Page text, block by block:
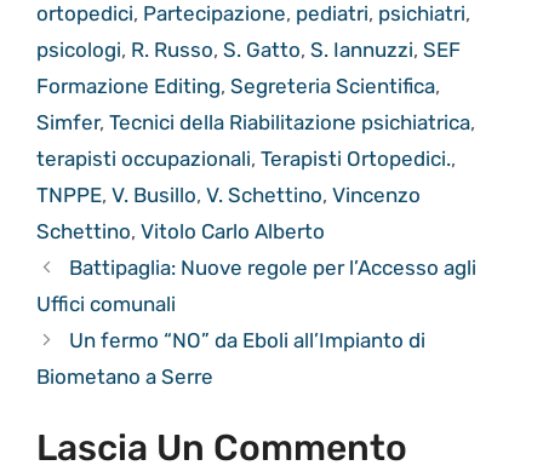
ortopedici, Partecipazione, pediatri, psichiatri,
psicologi, R. Russo, S. Gatto, S. Iannuzzi, SEF
Formazione Editing, Segreteria Scientifica,
Simfer, Tecnici della Riabilitazione psichiatrica,
terapisti occupazionali, Terapisti Ortopedici.,
TNPPE, V. Busillo, V. Schettino, Vincenzo
Schettino, Vitolo Carlo Alberto
Battipaglia: Nuove regole per l’Accesso agli
Uffici comunali
Un fermo “NO” da Eboli all’Impianto di
Biometano a Serre
Lascia Un Commento